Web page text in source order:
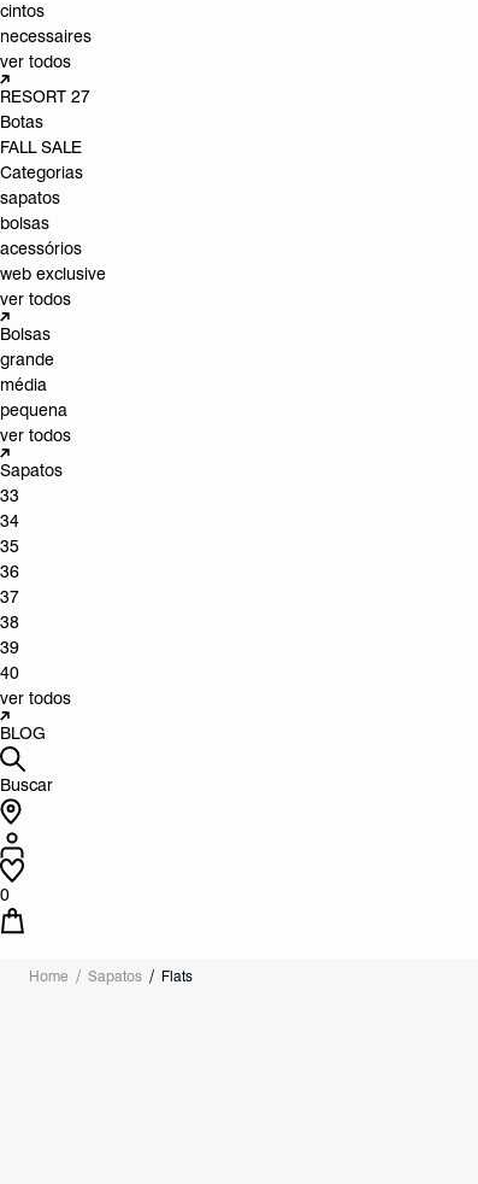
cintos
necessaires
ver todos
RESORT 27
Botas
FALL SALE
Categorias
sapatos
bolsas
acessórios
web exclusive
ver todos
Bolsas
grande
média
pequena
ver todos
Sapatos
33
34
35
36
37
38
39
40
ver todos
BLOG
Buscar
0
Home Sapatos Flats